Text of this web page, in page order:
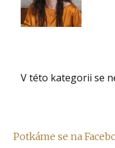
V této kategorii se
Potkáme se na